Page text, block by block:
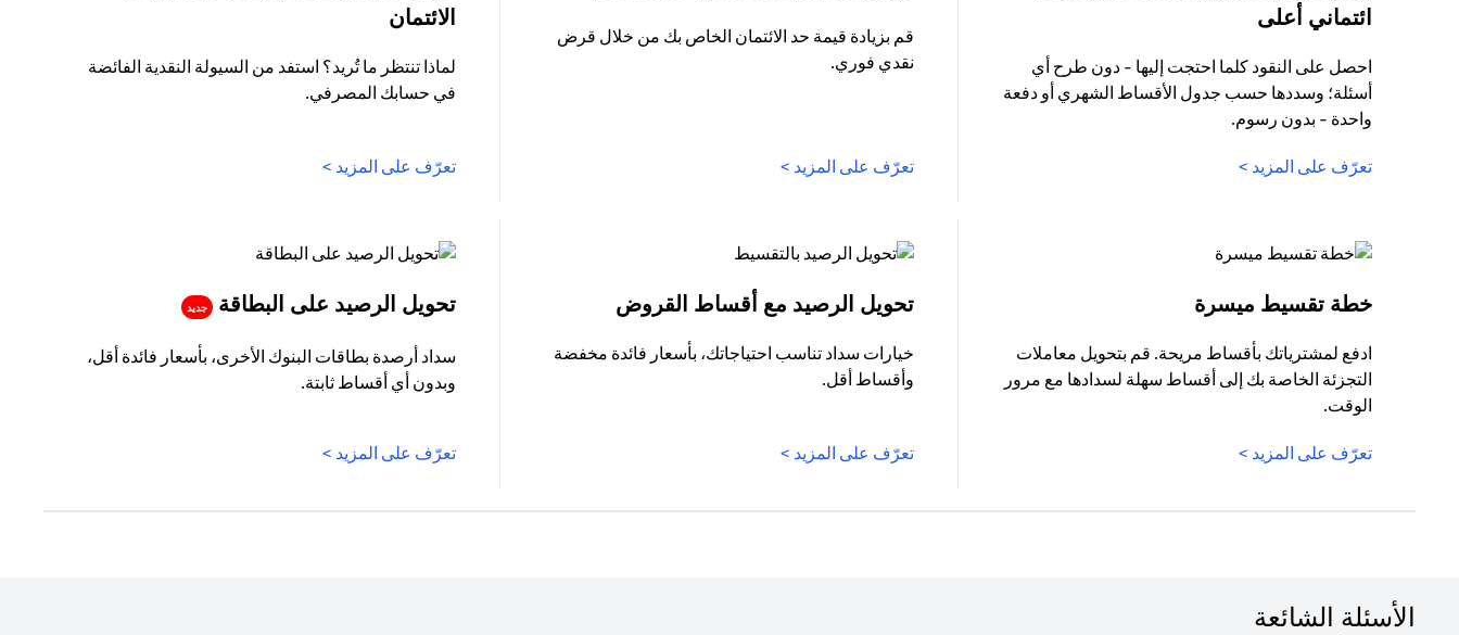
ائتماني أعلى
احصل على النقود كلما احتجت إليها - دون طرح أي
أسئلة؛ وسددها حسب جدول الأقساط الشهري أو دفعة
واحدة - بدون رسوم.
تعرّف على المزيد >
قم بزيادة قيمة حد الائتمان الخاص بك من خلال قرض
نقدي فوري.
تعرّف على المزيد >
الائتمان
(opens in a new tab)
لماذا تنتظر ما تُريد؟ استفد من السيولة النقدية الفائضة
في حسابك المصرفي.
تعرّف على المزيد >
(opens in a new tab)
خطة تقسيط ميسرة
ادفع لمشترياتك بأقساط مريحة. قم بتحويل معاملات
التجزئة الخاصة بك إلى أقساط سهلة لسدادها مع مرور
الوقت.
تعرّف على المزيد >
تحويل الرصيد مع أقساط القروض
خيارات سداد تناسب احتياجاتك، بأسعار فائدة مخفضة
وأقساط أقل.
تعرّف على المزيد >
تحويل الرصيد على البطاقة جديد (opens in a new tab)
سداد أرصدة بطاقات البنوك الأخرى، بأسعار فائدة أقل،
وبدون أي أقساط ثابتة.
تعرّف على المزيد >
(opens in a new tab)
الأسئلة الشائعة